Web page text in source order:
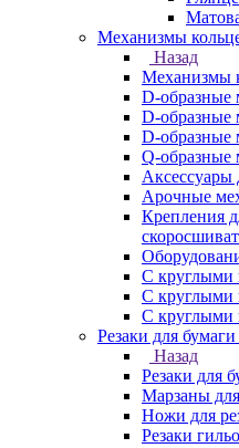
Механизмы
Назад
Механизмы
D-образные
D-образные
D-образные
Q-образные
Аксессуары
Арочные
Крепления
С круглыми
С круглыми
С круглыми
Резаки для бумаги
Назад
Резаки для
Марзаны для
Ножи для
Резаки